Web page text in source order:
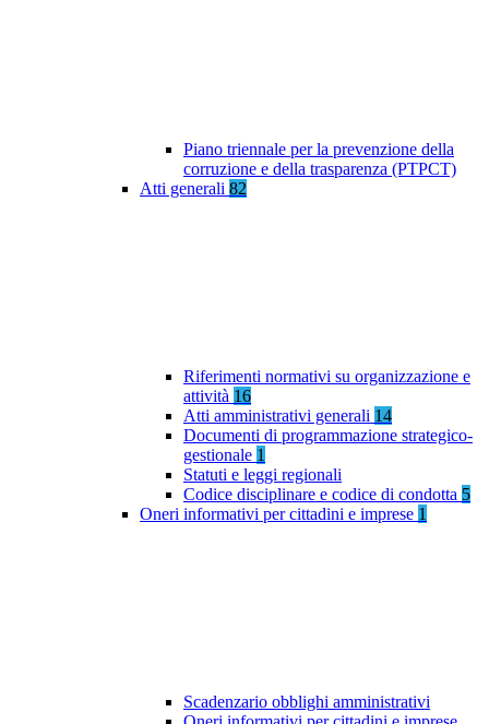
Piano triennale per la prevenzione della
corruzione e della trasparenza (PTPCT)
Atti generali 82
Riferimenti normativi su organizzazione e
attività 16
Atti amministrativi generali 14
Documenti di programmazione strategico-
gestionale 1
Statuti e leggi regionali
Codice disciplinare e codice di condotta 5
Oneri informativi per cittadini e imprese 1
Scadenzario obblighi amministrativi